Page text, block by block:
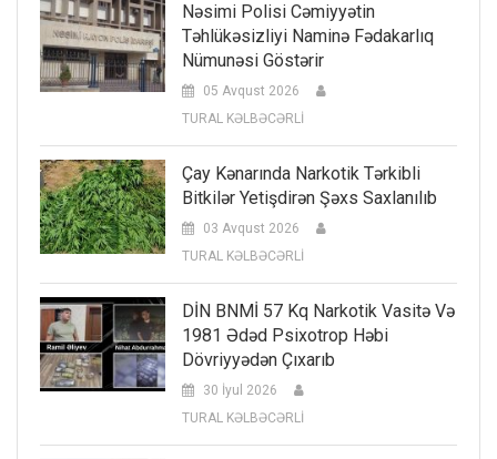
Nəsimi Polisi Cəmiyyətin
Təhlükəsizliyi Naminə Fədakarlıq
Nümunəsi Göstərir
05 Avqust 2026
TURAL KƏLBƏCƏRLİ
Çay Kənarında Narkotik Tərkibli
Bitkilər Yetişdirən Şəxs Saxlanılıb
03 Avqust 2026
TURAL KƏLBƏCƏRLİ
DİN BNMİ 57 Kq Narkotik Vasitə Və
1981 Ədəd Psixotrop Həbi
Dövriyyədən Çıxarıb
30 İyul 2026
TURAL KƏLBƏCƏRLİ